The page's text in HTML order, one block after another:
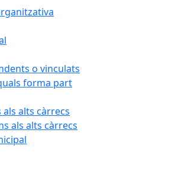
o vinculats
forma part
als alts càrrecs
als alts càrrecs